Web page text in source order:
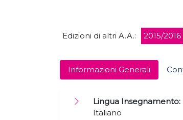
Edizioni di altri A.A.: 2015/2016
Informazioni Generali
Lingua Insegnamento:
Italiano